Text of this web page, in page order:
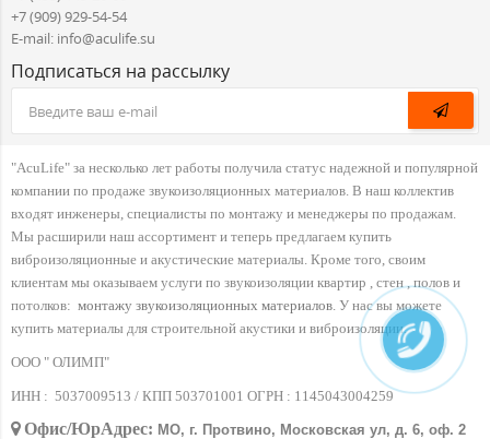
+7 (909) 929-54-54
E-mail: info@aculife.su
Подписаться на рассылку
"AcuLife" за несколько лет работы получила статус надежной и популярной
компании по продаже звукоизоляционных материалов. В наш коллектив
входят инженеры, специалисты по монтажу и менеджеры по продажам.
Мы расширили наш ассортимент и теперь предлагаем купить
виброизоляционные и акустические материалы. Кроме того, своим
клиентам мы оказываем услуги по звукоизоляции квартир , стен , полов и
потолков: монтажу звукоизоляционных материалов. У нас вы можете
купить материалы для строительной акустики и виброизоляции.
ООО " ОЛИМП"
ИНН : 5037009513 / КПП 503701001 ОГРН : 1145043004259
Офис/ЮрАдрес: МО, г. Протвино, Московская ул, д. 6, оф. 2